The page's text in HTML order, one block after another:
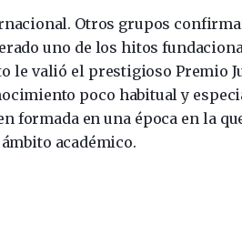
Otros grupos
uno de los hitos
le valió el prestigioso Premio
poco habitual y
formada en una época en la
académico.